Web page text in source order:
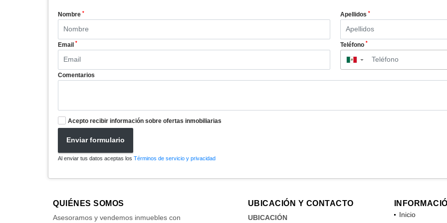
Nombre * Apellidos *
Email * Teléfono *
▼
Comentarios
Acepto recibir información sobre ofertas inmobiliarias
Enviar formulario
Al enviar tus datos aceptas los Términos de servicio y privacidad
QUIÉNES SOMOS
Asesoramos y vendemos inmuebles con
UBICACIÓN Y CONTACTO
UBICACIÓN
Inicio